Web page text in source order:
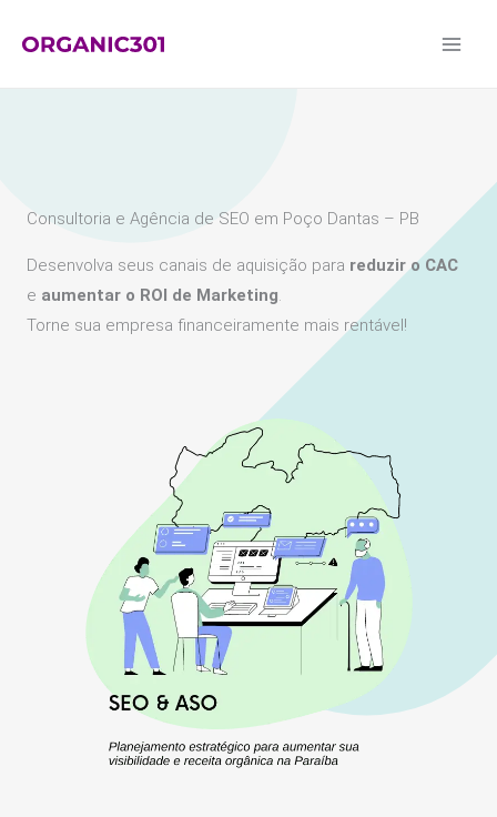
para
Consultoria e Agência de SEO em Poço Dantas – PB
Desenvolva seus canais de aquisição para reduzir o CAC
e aumentar o ROI de Marketing.
Torne sua empresa financeiramente mais rentável!